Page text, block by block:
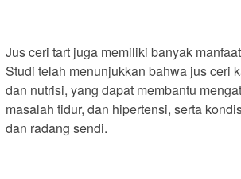
Jus ceri tart juga memiliki banyak
Studi telah menunjukkan bahwa jus ceri
dan nutrisi, yang dapat membantu
masalah tidur, dan hipertensi, serta
dan radang sendi.